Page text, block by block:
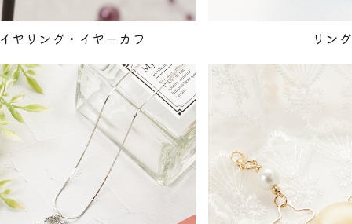
イヤリング・イヤーカフ リング